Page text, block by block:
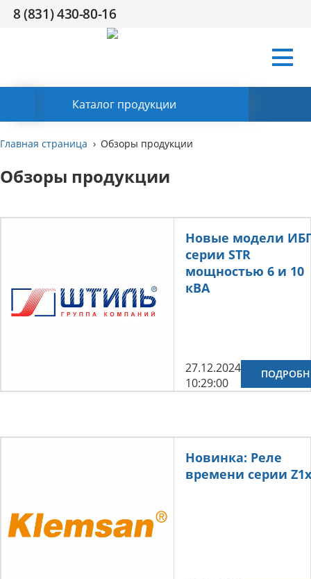
8 (831) 430-80-16
Каталог продукции
Компания СертификатыПоддержкаHRКонтакты
Главная страница Обзоры продукции
Обзоры продукции
Новые модели
серии STR
мощностью 6 и 10
кВА
27.12.2024
10:29:00
Новинка: Реле
времени серии Z1x